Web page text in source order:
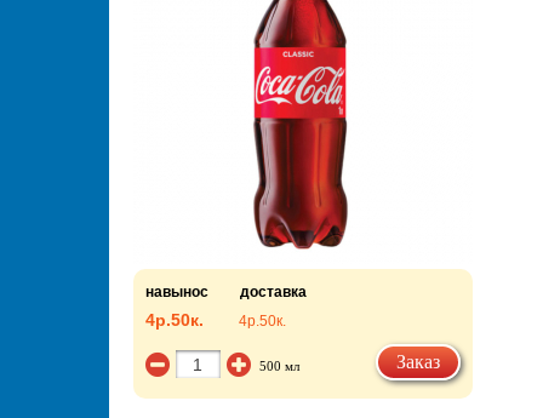
навынос доставка
4р.50к. 4р.50к.
500 мл Заказ